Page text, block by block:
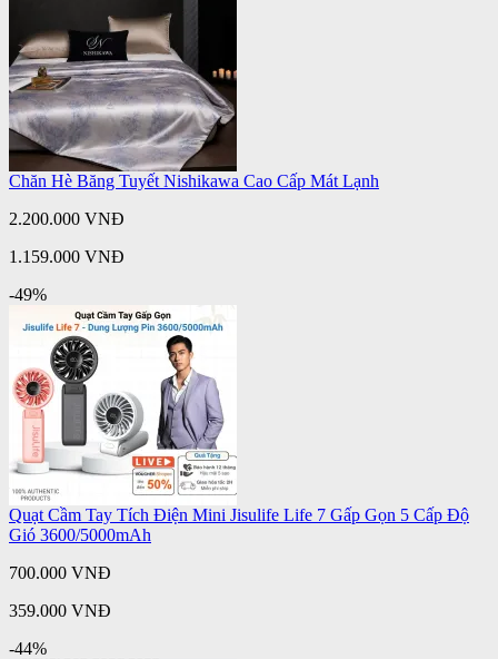
Chăn Hè Băng Tuyết Nishikawa Cao Cấp Mát Lạnh
2.200.000 VNĐ
1.159.000 VNĐ
-49%
Quạt Cầm Tay Tích Điện Mini Jisulife Life 7 Gấp Gọn 5 Cấp Độ
Gió 3600/5000mAh
700.000 VNĐ
359.000 VNĐ
-44%